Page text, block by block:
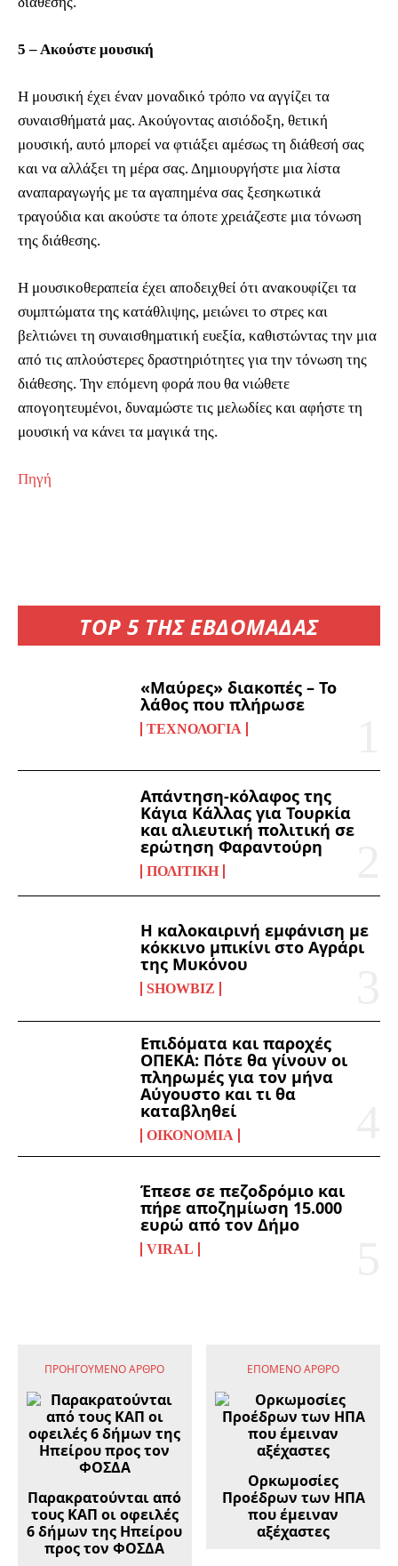
TOP 5 ΤΗΣ ΕΒΔΟΜΑΔΑΣ
«Μαύρες» διακοπές – Το
λάθος που πλήρωσε
ΤΕΧΝΟΛΟΓΊΑ
Απάντηση-κόλαφος της
Κάγια Κάλλας για Τουρκία
και αλιευτική πολιτική σε
ερώτηση Φαραντούρη
ΠΟΛΙΤΙΚΉ
Η καλοκαιρινή εμφάνιση με
κόκκινο μπικίνι στο Αγράρι
της Μυκόνου
SHOWBIZ
Επιδόματα και παροχές
ΟΠΕΚΑ: Πότε θα γίνουν οι
πληρωμές για τον μήνα
Αύγουστο και τι θα
καταβληθεί
ΟΙΚΟΝΟΜΊΑ
Έπεσε σε πεζοδρόμιο και
πήρε αποζημίωση 15.000
ευρώ από τον Δήμο
VIRAL
5 – Ακούστε μουσική
Η μουσική έχει έναν μοναδικό τρόπο να αγγίζει τα
συναισθήματά μας. Ακούγοντας αισιόδοξη, θετική
μουσική, αυτό μπορεί να φτιάξει αμέσως τη διάθεσή σας
και να αλλάξει τη μέρα σας. Δημιουργήστε μια λίστα
αναπαραγωγής με τα αγαπημένα σας ξεσηκωτικά
τραγούδια και ακούστε τα όποτε χρειάζεστε μια τόνωση
της διάθεσης.
Η μουσικοθεραπεία έχει αποδειχθεί ότι ανακουφίζει τα
συμπτώματα της κατάθλιψης, μειώνει το στρες και
βελτιώνει τη συναισθηματική ευεξία, καθιστώντας την μια
από τις απλούστερες δραστηριότητες για την τόνωση της
διάθεσης. Την επόμενη φορά που θα νιώθετε
απογοητευμένοι, δυναμώστε τις μελωδίες και αφήστε τη
μουσική να κάνει τα μαγικά της.
Πηγή
ΠΡΟΗΓΟΎΜΕΝΟ ΆΡΘΡΟ
Παρακρατούνται από
τους ΚΑΠ οι οφειλές
6 δήμων της Ηπείρου
προς τον ΦΟΣΔΑ
ΕΠΌΜΕΝΟ ΆΡΘΡΟ
Ορκωμοσίες
Προέδρων των ΗΠΑ
που έμειναν
αξέχαστες